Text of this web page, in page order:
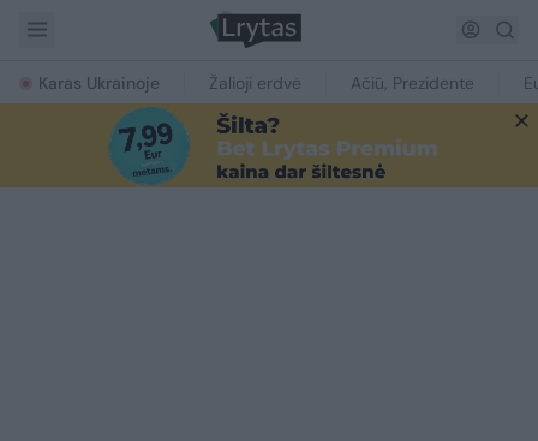
Karas Ukrainoje Žalioji erdvė Ačiū, Prezidente